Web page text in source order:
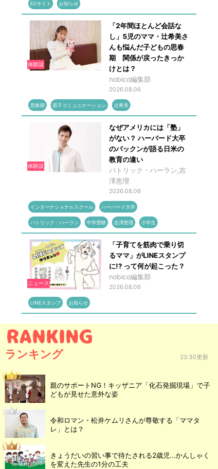
ECサイト お知らせ
体験談
「2年間ほとんど会話な
し」5児のママ・辻希美さ
んも悩んだ子どもの思春
期 関係が戻ったきっか
けとは？
nobico編集部
2026.08.06
思春期 親子コミュニケーション 辻希美
体験談
なぜアメリカには「塾」
がない？ ハーバード大卒
のパックンが語る日米の
教育の違い
パトリック・ハーラン,吉
澤恵理
2026.08.06
インターナショナルスクール ハーバード大学
パトリック・ハーラン 中学受験 吉澤恵理 小学生
ニュース
「子育てを筋肉で乗り切
るママ」がLINEスタンプ
に!? って何が起こった？
nobico編集部
2026.08.06
LINEスタンプ お知らせ
ランキング 23:30更新
親のサポートNG！キッザニア「化石発掘現場」で子
どもが見せた意外な姿
令和ロマン・松井ケムリさんが尊敬する「ママタ
レ」とは？
きょうだいの習い事で待たされる2歳児...かんしゃく
を変えた先生の1分の工夫